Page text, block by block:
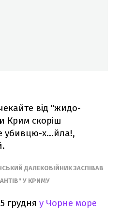
від "жидо-
Крим скоріш
убивцю-х...йла!,
ДАЛЕКОБІЙНИК ЗАСПІВАВ
У КРИМУ
грудня у Чорне море